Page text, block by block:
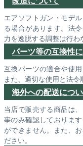
エアソフトガン・モデ
る場合があります。法
力を逸脱する調整は行わ
パーツ等の互換性
互換パーツの適合や使
また、適切な使用と法令
海外への配送につ
当店で販売する商品は
事のみ確認しておりま
ができません。また、
ださい。